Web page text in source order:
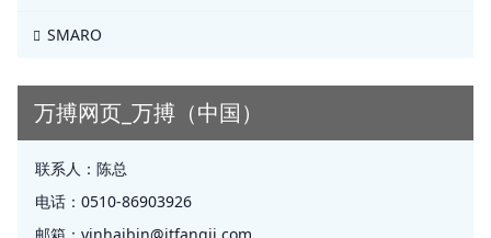
SMARO
万搏网页_万搏（中国）
联系人： 陈总
电话： 0510-86903926